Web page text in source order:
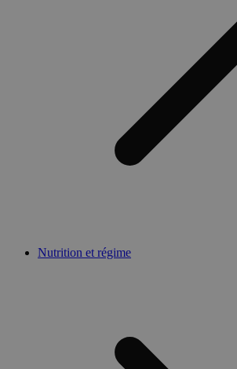
Nutrition et régime